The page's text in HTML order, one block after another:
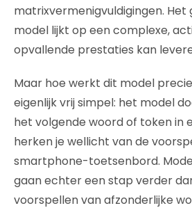
matrixvermenigvuldigingen. Het
model lijkt op een complexe,
opvallende prestaties kan
Maar hoe werkt dit model
eigenlijk vrij simpel: het model
het volgende woord of token in
herken je wellicht van de
smartphone-toetsenbord.
gaan echter een stap verder
voorspellen van afzonderlijke